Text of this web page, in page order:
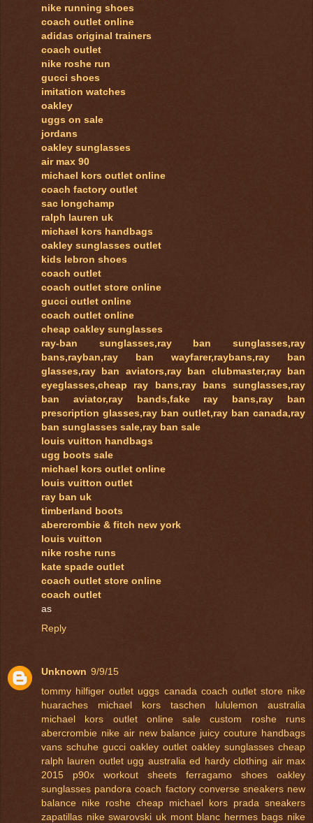
nike running shoes
coach outlet online
adidas original trainers
coach outlet
nike roshe run
gucci shoes
imitation watches
oakley
uggs on sale
jordans
oakley sunglasses
air max 90
michael kors outlet online
coach factory outlet
sac longchamp
ralph lauren uk
michael kors handbags
oakley sunglasses outlet
kids lebron shoes
coach outlet
coach outlet store online
gucci outlet online
coach outlet online
cheap oakley sunglasses
ray-ban sunglasses,ray ban sunglasses,ray
bans,rayban,ray ban wayfarer,raybans,ray ban
glasses,ray ban aviators,ray ban clubmaster,ray ban
eyeglasses,cheap ray bans,ray bans sunglasses,ray
ban aviator,ray bands,fake ray bans,ray ban
prescription glasses,ray ban outlet,ray ban canada,ray
ban sunglasses sale,ray ban sale
louis vuitton handbags
ugg boots sale
michael kors outlet online
louis vuitton outlet
ray ban uk
timberland boots
abercrombie & fitch new york
louis vuitton
nike roshe runs
kate spade outlet
coach outlet store online
coach outlet
as
Reply
Unknown 9/9/15
tommy hilfiger outlet uggs canada coach outlet store nike
huaraches
michael kors taschen
lululemon australia
michael kors outlet online sale
custom roshe runs
abercrombie nike air new balance juicy couture handbags
vans schuhe gucci oakley outlet oakley sunglasses cheap
ralph lauren outlet ugg australia ed hardy clothing air max
2015
p90x workout sheets ferragamo shoes
oakley
sunglasses pandora coach factory converse sneakers new
balance
nike roshe cheap michael kors prada sneakers
zapatillas nike swarovski uk mont blanc hermes bags nike